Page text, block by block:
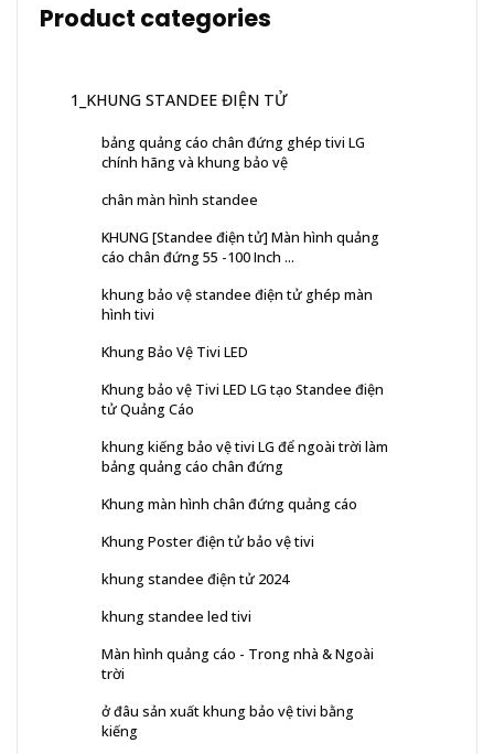
Product categories
1_KHUNG STANDEE ĐIỆN TỬ
bảng quảng cáo chân đứng ghép tivi LG
chính hãng và khung bảo vệ
chân màn hình standee
KHUNG [Standee điện tử] Màn hình quảng
cáo chân đứng 55 -100 Inch ...
khung bảo vệ standee điện tử ghép màn
hình tivi
Khung Bảo Vệ Tivi LED
Khung bảo vệ Tivi LED LG tạo Standee điện
tử Quảng Cáo
khung kiếng bảo vệ tivi LG để ngoài trời làm
bảng quảng cáo chân đứng
Khung màn hình chân đứng quảng cáo
Khung Poster điện tử bảo vệ tivi
khung standee điện tử 2024
khung standee led tivi
Màn hình quảng cáo - Trong nhà & Ngoài
trời
ở đâu sản xuất khung bảo vệ tivi bằng
kiếng